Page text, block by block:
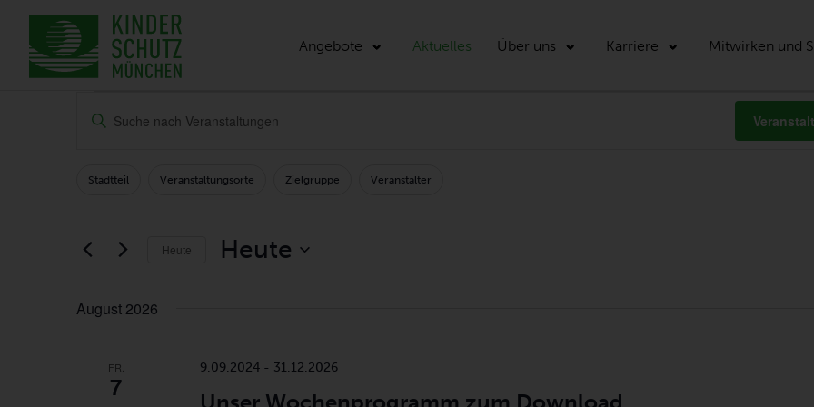
Angebote Aktuelles Über uns Karriere Mitwirken und
VERANSTALTUNGEN
VERANSTALTUNGEN
UND
Geben
Schlüsselwort.
Veranstaltungen
Schlüsselwort.
Filters
Changing
of
the
inputs
cause
Stadtteil Veranstaltungsorte Zielgruppe Veranstalter
Heute Heute
August 2026
FR.
7
9.09.2024- 31.12.2026